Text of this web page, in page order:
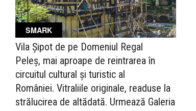
SMARK
Vila Șipot de pe Domeniul Regal
Peleș, mai aproape de reintrarea în
circuitul cultural și turistic al
României. Vitraliile originale, readuse la
strălucirea de altădată. Urmează Galeria